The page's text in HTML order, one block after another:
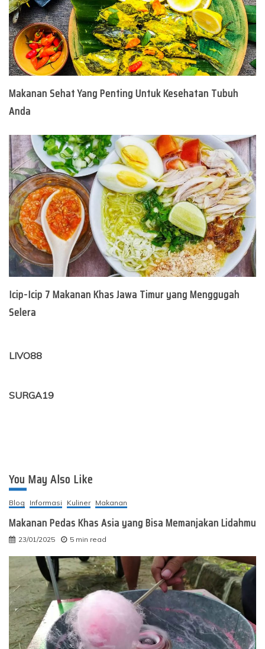
Makanan Sehat Yang Penting Untuk Kesehatan Tubuh
Anda
Icip-Icip 7 Makanan Khas Jawa Timur yang Menggugah
Selera
LIVO88
SURGA19
You May Also Like
Blog Informasi Kuliner Makanan
Makanan Pedas Khas Asia yang Bisa Memanjakan Lidahmu
23/01/2025 5 min read